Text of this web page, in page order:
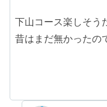
下山コース楽しそう
昔はまだ無かったの